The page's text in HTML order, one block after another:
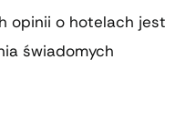
opinii o hotelach jest
świadomych